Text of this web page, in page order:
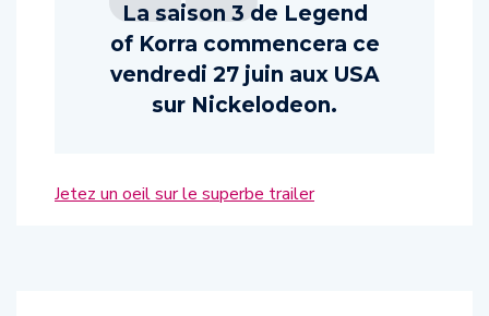
La saison 3 de Legend
of Korra commencera ce
vendredi 27 juin aux USA
sur Nickelodeon.
Jetez un oeil sur le superbe trailer